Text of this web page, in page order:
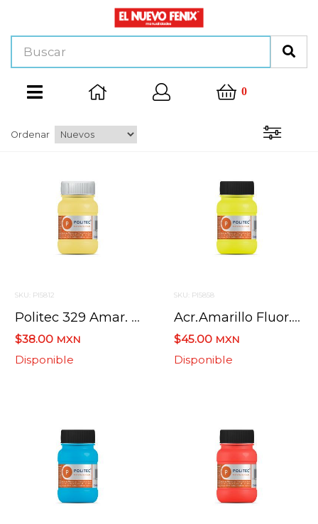
0
Ordenar
SKU: PI5812
Politec 329 Amar. Pastel 100 Ml Pintura Acrilica
$38.00 MXN
Disponible
SKU: PI5858
Acr.amarillo Fluor.100ml.l-800
$45.00 MXN
Disponible